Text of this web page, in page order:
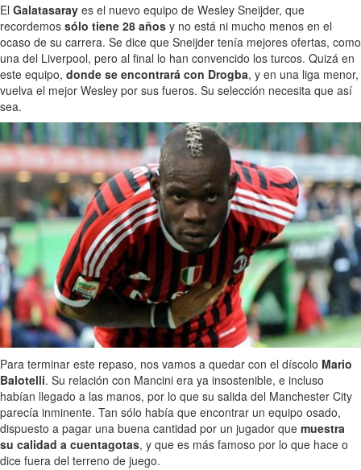
El Galatasaray es el nuevo equipo de Wesley Sneijder, que
recordemos sólo tiene 28 años y no está ni mucho menos en el
ocaso de su carrera. Se dice que Sneijder tenía mejores ofertas, como
una del Liverpool, pero al final lo han convencido los turcos. Quizá en
este equipo, donde se encontrará con Drogba, y en una liga menor,
vuelva el mejor Wesley por sus fueros. Su selección necesita que así
sea.
Para terminar este repaso, nos vamos a quedar con el díscolo Mario
Balotelli. Su relación con Mancini era ya insostenible, e incluso
habían llegado a las manos, por lo que su salida del Manchester City
parecía inminente. Tan sólo había que encontrar un equipo osado,
dispuesto a pagar una buena cantidad por un jugador que muestra
su calidad a cuentagotas, y que es más famoso por lo que hace o
dice fuera del terreno de juego.